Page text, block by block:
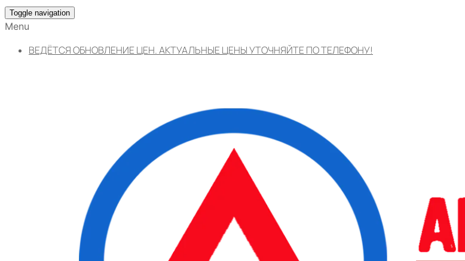
Toggle navigation
Menu
ВЕДЁТСЯ ОБНОВЛЕНИЕ ЦЕН. АКТУАЛЬНЫЕ ЦЕНЫ УТОЧНЯЙТЕ ПО ТЕЛЕФОНУ!